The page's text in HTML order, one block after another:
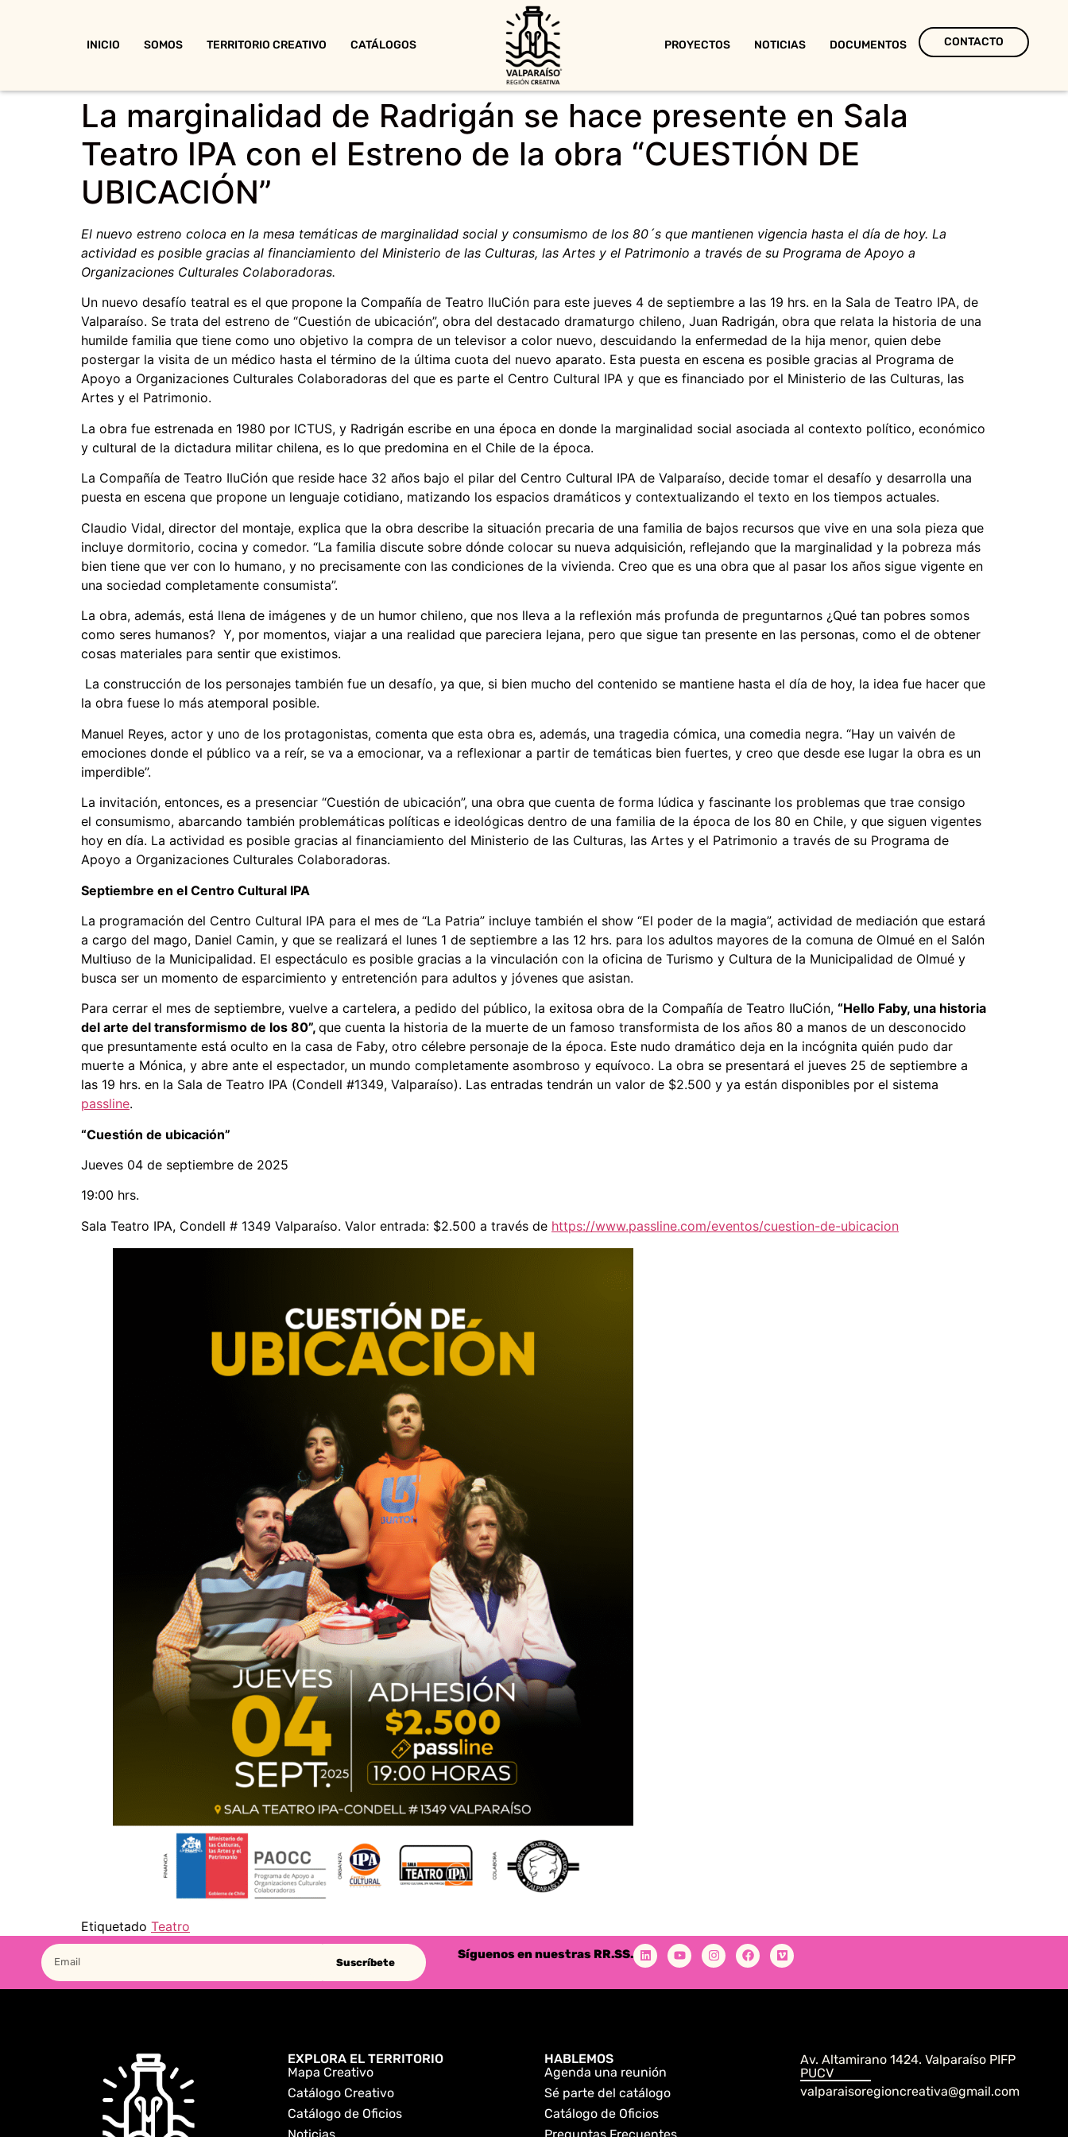
INICIO SOMOS TERRITORIO CREATIVO CATÁLOGOS PROYECTOS NOTICIAS DOCUMENTOS CONTACTO
La marginalidad de Radrigán se hace presente en Sala
Teatro IPA con el Estreno de la obra “CUESTIÓN DE
UBICACIÓN”
El nuevo estreno coloca en la mesa temáticas de marginalidad social y consumismo de los 80´s que mantienen vigencia hasta el día de hoy. La
actividad es posible gracias al financiamiento del Ministerio de las Culturas, las Artes y el Patrimonio a través de su Programa de Apoyo a
Organizaciones Culturales Colaboradoras.
Un nuevo desafío teatral es el que propone la Compañía de Teatro IluCión para este jueves 4 de septiembre a las 19 hrs. en la Sala de Teatro IPA, de
Valparaíso. Se trata del estreno de “Cuestión de ubicación”, obra del destacado dramaturgo chileno, Juan Radrigán, obra que relata la historia de una
humilde familia que tiene como uno objetivo la compra de un televisor a color nuevo, descuidando la enfermedad de la hija menor, quien debe
postergar la visita de un médico hasta el término de la última cuota del nuevo aparato. Esta puesta en escena es posible gracias al Programa de
Apoyo a Organizaciones Culturales Colaboradoras del que es parte el Centro Cultural IPA y que es financiado por el Ministerio de las Culturas, las
Artes y el Patrimonio.
La obra fue estrenada en 1980 por ICTUS, y Radrigán escribe en una época en donde la marginalidad social asociada al contexto político, económico
y cultural de la dictadura militar chilena, es lo que predomina en el Chile de la época.
La Compañía de Teatro IluCión que reside hace 32 años bajo el pilar del Centro Cultural IPA de Valparaíso, decide tomar el desafío y desarrolla una
puesta en escena que propone un lenguaje cotidiano, matizando los espacios dramáticos y contextualizando el texto en los tiempos actuales.
Claudio Vidal, director del montaje, explica que la obra describe la situación precaria de una familia de bajos recursos que vive en una sola pieza que
incluye dormitorio, cocina y comedor. “La familia discute sobre dónde colocar su nueva adquisición, reflejando que la marginalidad y la pobreza más
bien tiene que ver con lo humano, y no precisamente con las condiciones de la vivienda. Creo que es una obra que al pasar los años sigue vigente en
una sociedad completamente consumista”.
La obra, además, está llena de imágenes y de un humor chileno, que nos lleva a la reflexión más profunda de preguntarnos ¿Qué tan pobres somos
como seres humanos? Y, por momentos, viajar a una realidad que pareciera lejana, pero que sigue tan presente en las personas, como el de obtener
cosas materiales para sentir que existimos.
La construcción de los personajes también fue un desafío, ya que, si bien mucho del contenido se mantiene hasta el día de hoy, la idea fue hacer que
la obra fuese lo más atemporal posible.
Manuel Reyes, actor y uno de los protagonistas, comenta que esta obra es, además, una tragedia cómica, una comedia negra. “Hay un vaivén de
emociones donde el público va a reír, se va a emocionar, va a reflexionar a partir de temáticas bien fuertes, y creo que desde ese lugar la obra es un
imperdible”.
La invitación, entonces, es a presenciar “Cuestión de ubicación”, una obra que cuenta de forma lúdica y fascinante los problemas que trae consigo
el consumismo, abarcando también problemáticas políticas e ideológicas dentro de una familia de la época de los 80 en Chile, y que siguen vigentes
hoy en día. La actividad es posible gracias al financiamiento del Ministerio de las Culturas, las Artes y el Patrimonio a través de su Programa de
Apoyo a Organizaciones Culturales Colaboradoras.
Septiembre en el Centro Cultural IPA
La programación del Centro Cultural IPA para el mes de “La Patria” incluye también el show “El poder de la magia”, actividad de mediación que estará
a cargo del mago, Daniel Camin, y que se realizará el lunes 1 de septiembre a las 12 hrs. para los adultos mayores de la comuna de Olmué en el Salón
Multiuso de la Municipalidad. El espectáculo es posible gracias a la vinculación con la oficina de Turismo y Cultura de la Municipalidad de Olmué y
busca ser un momento de esparcimiento y entretención para adultos y jóvenes que asistan.
Para cerrar el mes de septiembre, vuelve a cartelera, a pedido del público, la exitosa obra de la Compañía de Teatro IluCión, “Hello Faby, una historia
del arte del transformismo de los 80”, que cuenta la historia de la muerte de un famoso transformista de los años 80 a manos de un desconocido
que presuntamente está oculto en la casa de Faby, otro célebre personaje de la época. Este nudo dramático deja en la incógnita quién pudo dar
muerte a Mónica, y abre ante el espectador, un mundo completamente asombroso y equívoco. La obra se presentará el jueves 25 de septiembre a
las 19 hrs. en la Sala de Teatro IPA (Condell #1349, Valparaíso). Las entradas tendrán un valor de $2.500 y ya están disponibles por el sistema
passline.
“Cuestión de ubicación”
Jueves 04 de septiembre de 2025
19:00 hrs.
Sala Teatro IPA, Condell # 1349 Valparaíso. Valor entrada: $2.500 a través de https://www.passline.com/eventos/cuestion-de-ubicacion
Etiquetado Teatro
Suscríbete
Síguenos en nuestras RR.SS.
EXPLORA EL TERRITORIO
Mapa Creativo
Catálogo Creativo
Catálogo de Oficios
HABLEMOS
Agenda una reunión
Sé parte del catálogo
Catálogo de Oficios
Av. Altamirano 1424. Valparaíso PIFP
PUCV
valparaisoregioncreativa@gmail.com